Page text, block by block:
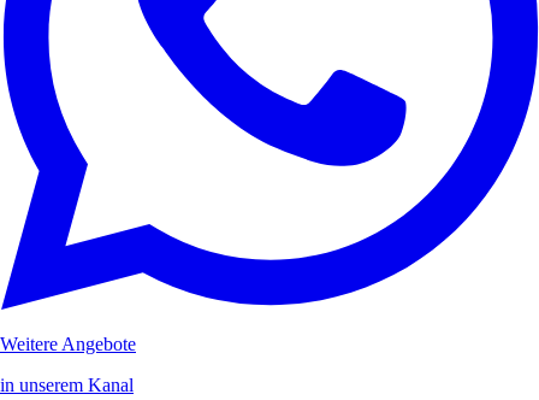
Weitere Angebote
in unserem Kanal